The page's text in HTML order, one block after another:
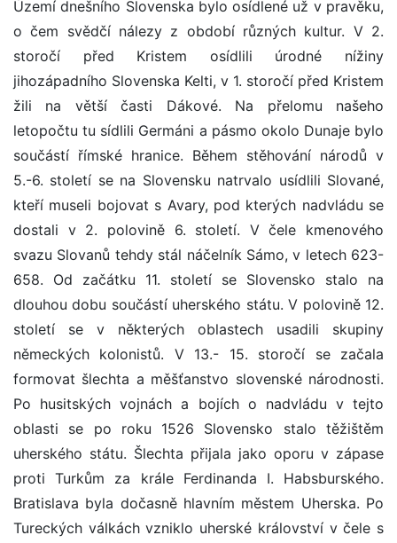
Území dnešního Slovenska bylo osídlené už v pravěku,
o čem svědčí nálezy z období různých kultur. V 2.
storočí před Kristem osídlili úrodné nížiny
jihozápadního Slovenska Kelti, v 1. storočí před Kristem
žili na větší časti Dákové. Na přelomu našeho
letopočtu tu sídlili Germáni a pásmo okolo Dunaje bylo
součástí římské hranice. Během stěhování národů v
5.-6. století se na Slovensku natrvalo usídlili Slované,
kteří museli bojovat s Avary, pod kterých nadvládu se
dostali v 2. polovině 6. století. V čele kmenového
svazu Slovanů tehdy stál náčelník Sámo, v letech 623-
658. Od začátku 11. století se Slovensko stalo na
dlouhou dobu součástí uherského státu. V polovině 12.
století se v některých oblastech usadili skupiny
německých kolonistů. V 13.- 15. storočí se začala
formovat šlechta a měšťanstvo slovenské národnosti.
Po husitských vojnách a bojích o nadvládu v tejto
oblasti se po roku 1526 Slovensko stalo těžištěm
uherského státu. Šlechta přijala jako oporu v zápase
proti Turkům za krále Ferdinanda I. Habsburského.
Bratislava byla dočasně hlavním městem Uherska. Po
Tureckých válkách vzniklo uherské království v čele s